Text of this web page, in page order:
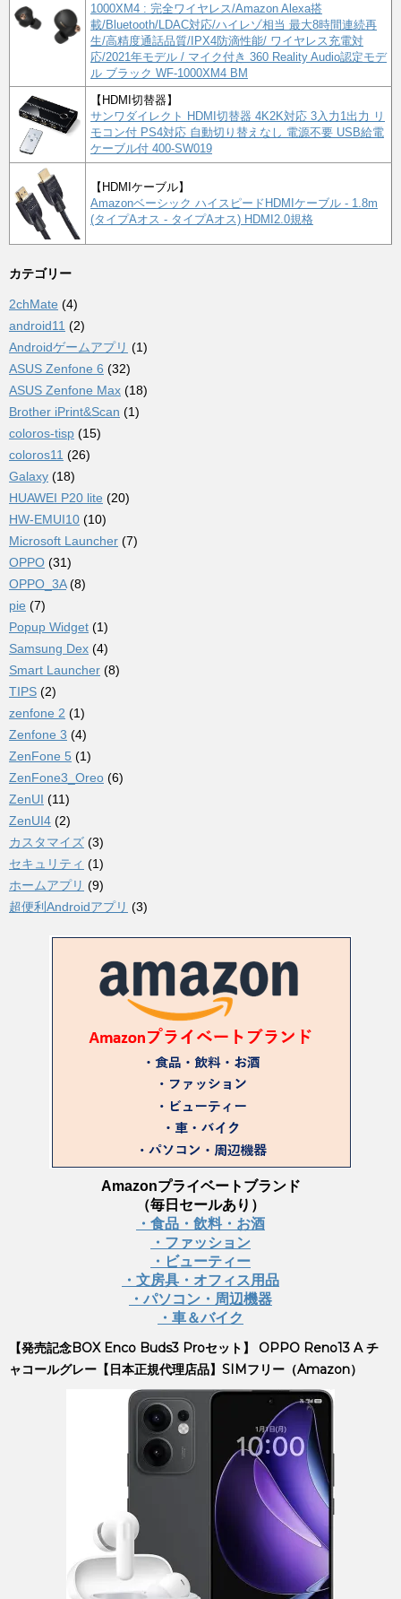
1000XM4 : 完全ワイヤレス/Amazon Alexa搭
載/Bluetooth/LDAC対応/ハイレゾ相当 最大8時間連続再
生/高精度通話品質/IPX4防滴性能/ ワイヤレス充電対
応/2021年モデル / マイク付き 360 Reality Audio認定モデ
ル ブラック WF-1000XM4 BM
【HDMI切替器】
サンワダイレクト HDMI切替器 4K2K対応 3入力1出力 リ
モコン付 PS4対応 自動切り替えなし 電源不要 USB給電
ケーブル付 400-SW019
【HDMIケーブル】
Amazonベーシック ハイスピードHDMIケーブル - 1.8m
(タイプAオス - タイプAオス) HDMI2.0規格
カテゴリー
2chMate (4)
android11 (2)
Androidゲームアプリ (1)
ASUS Zenfone 6 (32)
ASUS Zenfone Max (18)
Brother iPrint&Scan (1)
coloros-tisp (15)
coloros11 (26)
Galaxy (18)
HUAWEI P20 lite (20)
HW-EMUI10 (10)
Microsoft Launcher (7)
OPPO (31)
OPPO_3A(8)
pie (7)
Popup Widget (1)
Samsung Dex (4)
Smart Launcher (8)
TIPS (2)
zenfone 2 (1)
Zenfone 3 (4)
ZenFone 5 (1)
ZenFone3_Oreo (6)
ZenUI (11)
ZenUI4 (2)
カスタマイズ (3)
セキュリティ (1)
ホームアプリ (9)
超便利Androidアプリ (3)
Amazonプライベートブランド
（毎日セールあり）
・食品・飲料・お酒
・ファッション
・ビューティー
・文房具・オフィス用品
・パソコン・周辺機器
・車＆バイク
【発売記念BOX Enco Buds3 Proセット】 OPPO Reno13 A チ
ャコールグレー【日本正規代理店品】SIMフリー（Amazon）